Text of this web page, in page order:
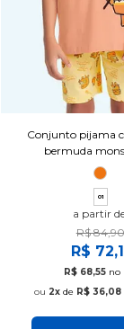
Conjunto pijama
bermuda
01
a partir
R$ 84,90
R$
R$ 68,55 no
2xde R$ 36,08